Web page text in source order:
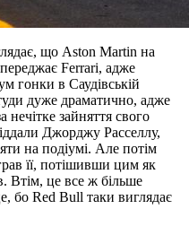
що Aston Martin на
Ferrari, адже
гонки в Саудівській
дуже драматично, адже
зайняття свого
Джорджу Расселлу,
на подіумі. Але потім
її, потішивши цим як
Втім, це все ж більше
бо Red Bull таки виглядає